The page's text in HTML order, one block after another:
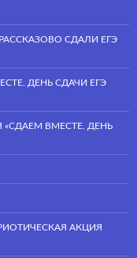
СДАЛИ ЕГЭ
ДЕНЬ СДАЧИ ЕГЭ
ВМЕСТЕ. ДЕНЬ
АКЦИЯ